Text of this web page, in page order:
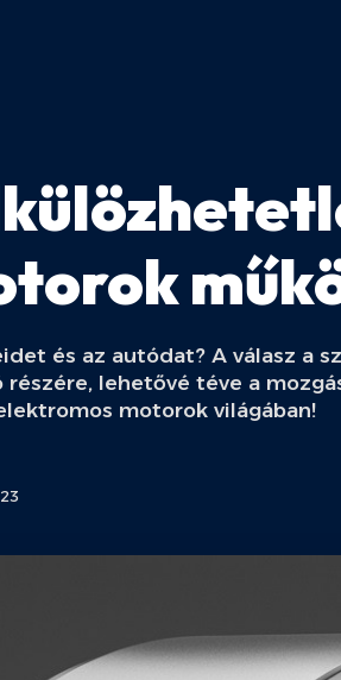
és az autódat? A válasz a
lehetővé téve a
motorok világában!